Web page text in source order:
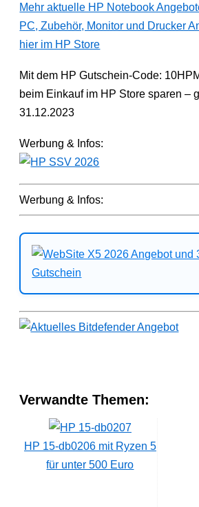
Mehr aktuelle HP Notebook
PC, Zubehör, Monitor und Drucker
hier im HP Store
Mit dem HP Gutschein-Code:
beim Einkauf im HP Store sparen –
31.12.2023
Werbung & Infos:
Werbung & Infos:
Verwandte Themen:
HP 15-db0206 mit Ryzen 5
für unter 500 Euro